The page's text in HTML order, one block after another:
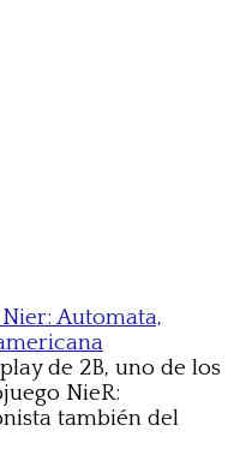
Automata,
de 2B, uno de los
NieR:
también del